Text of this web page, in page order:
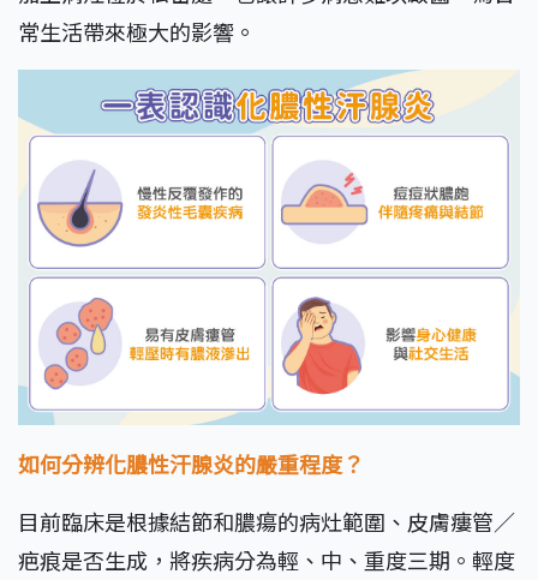
常生活帶來極大的影響。
如何分辨化膿性汗腺炎的嚴重程度？
目前臨床是根據結節和膿瘍的病灶範圍、皮膚瘻管／
疤痕是否生成，將疾病分為輕、中、重度三期。輕度